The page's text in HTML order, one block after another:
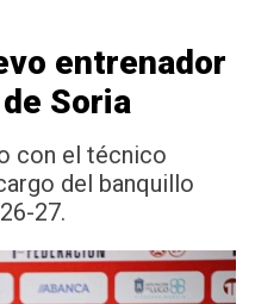
entrenador
Soria
con el técnico
del banquillo
27.